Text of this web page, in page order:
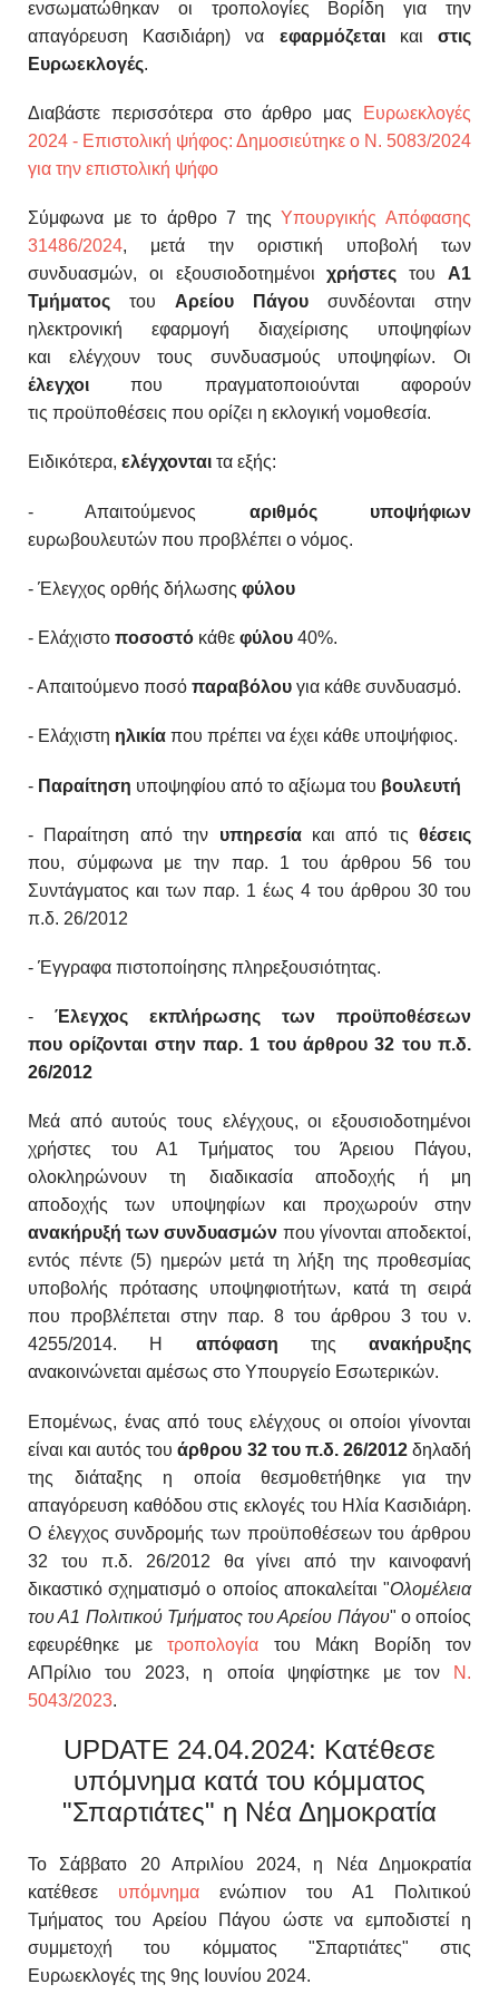
ενσωματώθηκαν οι τροπολογίες Βορίδη για την
απαγόρευση Κασιδιάρη) να εφαρμόζεταικαιστις
Ευρωεκλογές.
Διαβάστε περισσότερα στο άρθρο μας
Ευρωεκλογές
2024 - Επιστολική ψήφος: Δημοσιεύτηκε ο Ν. 5083/2024
για την επιστολική ψήφο
Σύμφωνα με το άρθρο 7 τηςΥπουργικής Απόφασης
31486/2024, μετά την οριστική υποβολή των
συνδυασμών, οι εξουσιοδοτημένοιχρήστες του Α1
Τμήματος του Αρείου Πάγου συνδέονται στην
ηλεκτρονική εφαρμογή διαχείρισης υποψηφίων
και ελέγχουν τους συνδυασμούς υποψηφίων. Οι
έλεγχοι που πραγματοποιούνται αφορούν
τις προϋποθέσεις που ορίζει η εκλογική νομοθεσία.
Ειδικότερα, ελέγχονται τα εξής:
- Απαιτούμενος αριθμός
υποψήφιων
ευρωβουλευτών που προβλέπει ο νόμος.
- Έλεγχος ορθής δήλωσης φύλου
- Ελάχιστο ποσοστό κάθε φύλου 40%.
- Απαιτούμενο ποσό παραβόλου για κάθε συνδυασμό.
- Ελάχιστη ηλικία που πρέπει να έχει κάθε υποψήφιος.
- Παραίτηση υποψηφίου από το αξίωμα του βουλευτή
- Παραίτηση από την υπηρεσίακαι από τις θέσεις
που, σύμφωνα με την παρ. 1 του άρθρου 56 του
Συντάγματος και των παρ. 1 έως 4 του άρθρου 30 του
π.δ. 26/2012
- Έγγραφα πιστοποίησης πληρεξουσιότητας.
- Έλεγχος εκπλήρωσης των προϋποθέσεων
πουορίζονται στην παρ. 1 του άρθρου 32 του π.δ.
26/2012
Μεά από αυτούς τους ελέγχους, οι εξουσιοδοτημένοι
χρήστες του Α1 Τμήματος τουΆρειου Πάγου,
ολοκληρώνουν τη διαδικασία αποδοχής ή μη
αποδοχήςτων υποψηφίων και προχωρούν στην
ανακήρυξή τωνσυνδυασμών που γίνονται αποδεκτοί,
εντός πέντε (5) ημερών μετά τη λήξη της προθεσμίας
υποβολής πρότασης υποψηφιοτήτων, κατά τη σειρά
που προβλέπεται στην παρ. 8 του άρθρου 3 του ν.
4255/2014. Η απόφαση της ανακήρυξης
ανακοινώνεται αμέσως στο Υπουργείο Εσωτερικών.
Επομένως, ένας από τους ελέγχους οι οποίοι γίνονται
είναι και αυτός τουάρθρου 32 του π.δ. 26/2012δηλαδή
της διάταξης η οποία θεσμοθετήθηκε για την
απαγόρευση καθόδου στις εκλογές του Ηλία Κασιδιάρη.
Ο έλεγχος συνδρομής των προϋποθέσεων του άρθρου
32 του π.δ. 26/2012 θα γίνει από την καινοφανή
δικαστικό σχηματισμό ο οποίος αποκαλείται "Ολομέλεια
του Α1 Πολιτικού Τμήματος του Αρείου Πάγου" ο οποίος
εφευρέθηκε με τροπολογία του Μάκη Βορίδη τον
ΑΠρίλιο του 2023, η οποία ψηφίστηκε με τον
Ν.
5043/2023.
UPDATE 24.04.2024: Κατέθεσε
υπόμνημα κατά του κόμματος
"Σπαρτιάτες" η Νέα Δημοκρατία
Το Σάββατο 20 Απριλίου 2024, η Νέα Δημοκρατία
κατέθεσε υπόμνημα ενώπιον του Α1 Πολιτικού
Τμήματος του Αρείου Πάγου ώστε να εμποδιστεί η
συμμετοχή του κόμματος "Σπαρτιάτες" στις
Ευρωεκλογές της 9ης Ιουνίου 2024.